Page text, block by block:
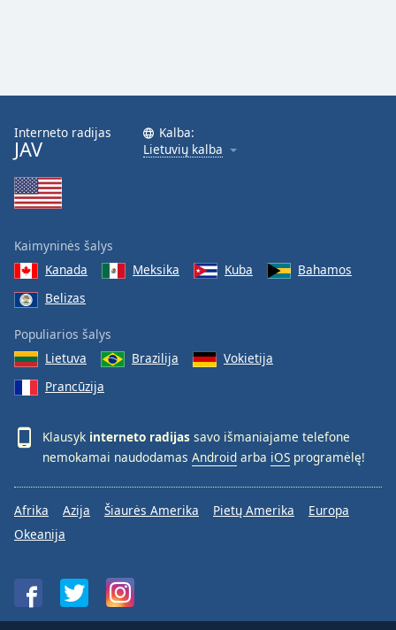
Interneto radijas
JAV
Kalba:
Lietuvių kalba
Kaimyninės šalys
Kanada
Meksika Kuba
Bahamos
Belizas
Populiarios šalys
Lietuva
Brazilija
Vokietija
Prancūzija
Klausyk interneto radijas savo išmaniajame telefone
nemokamai naudodamas Android arba iOS programėlę!
Afrika Azija Šiaurės Amerika Pietų Amerika
Europa
Okeanija